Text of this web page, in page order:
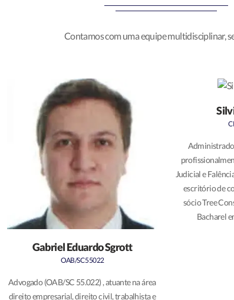
Contamos com uma equipe multidisciplinar,
Gabriel Eduardo Sgrott
OAB/SC 55022
Advogado (OAB/SC 55.022) , atuante na área
direito empresarial, direito civil, trabalhista e
Judicial e
escritório de
sócio Tree
Bacharel